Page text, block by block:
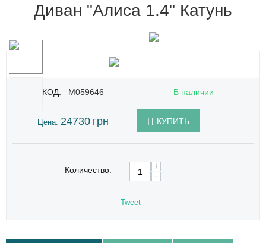
Диван "Алиса 1.4" Катунь
КОД: M059646 В наличии
Цена: 24730 грн КУПИТЬ
Количество:
+
−
Tweet